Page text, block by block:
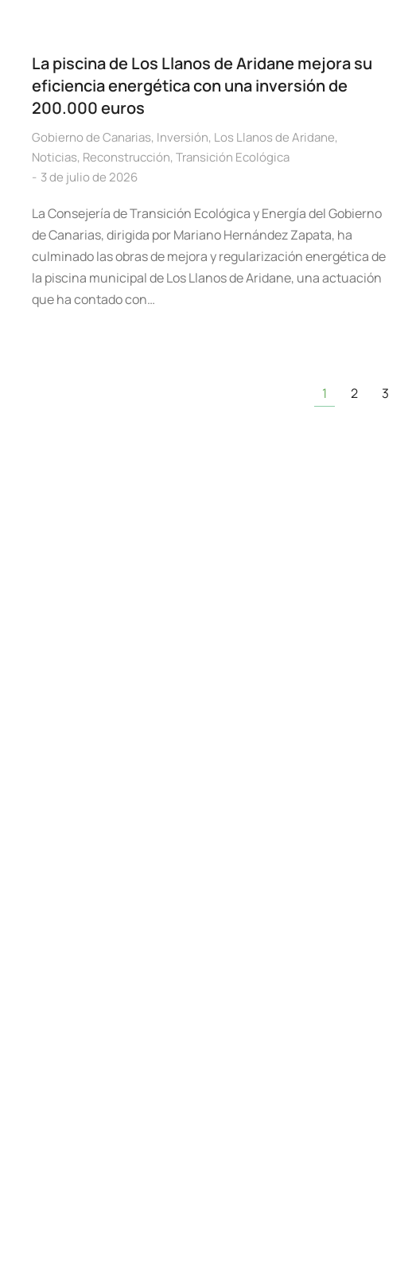
La piscina de Los Llanos de Aridane mejora su
eficiencia energética con una inversión de
200.000 euros
Gobierno de Canarias, Inversión, Los Llanos de Aridane,
Noticias, Reconstrucción, Transición Ecológica
3 de julio de 2026
La Consejería de Transición Ecológica y Energía del Gobierno
de Canarias, dirigida por Mariano Hernández Zapata, ha
culminado las obras de mejora y regularización energética de
la piscina municipal de Los Llanos de Aridane, una actuación
que ha contado con…
1 2 3